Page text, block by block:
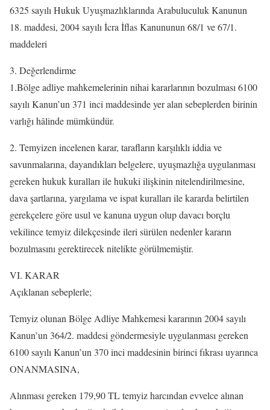
6325 sayılı Hukuk Uyuşmazlıklarında Arabuluculuk Kanunun
18. maddesi, 2004 sayılı İcra İflas Kanununun 68/1 ve 67/1.
maddeleri
3. Değerlendirme
1.Bölge adliye mahkemelerinin nihai kararlarının bozulması 6100
sayılı Kanun’un 371 inci maddesinde yer alan sebeplerden birinin
varlığı hâlinde mümkündür.
2. Temyizen incelenen karar, tarafların karşılıklı iddia ve
savunmalarına, dayandıkları belgelere, uyuşmazlığa uygulanması
gereken hukuk kuralları ile hukuki ilişkinin nitelendirilmesine,
dava şartlarına, yargılama ve ispat kuralları ile kararda belirtilen
gerekçelere göre usul ve kanuna uygun olup davacı borçlu
vekilince temyiz dilekçesinde ileri sürülen nedenler kararın
bozulmasını gerektirecek nitelikte görülmemiştir.
VI. KARAR
Açıklanan sebeplerle;
Temyiz olunan Bölge Adliye Mahkemesi kararının 2004 sayılı
Kanun’un 364/2. maddesi göndermesiyle uygulanması gereken
6100 sayılı Kanun’un 370 inci maddesinin birinci fıkrası uyarınca
ONANMASINA,
Alınması gereken 179,90 TL temyiz harcından evvelce alınan